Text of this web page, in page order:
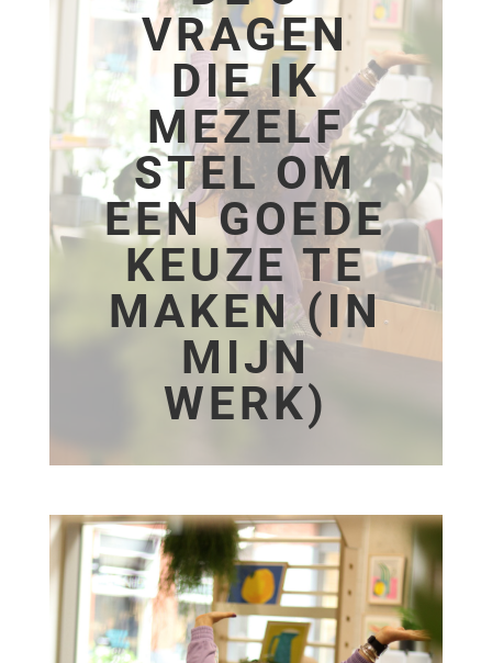
VRAGEN
DIE IK
MEZELF
STEL OM
EEN GOEDE
KEUZE TE
MAKEN (IN
MIJN
WERK)